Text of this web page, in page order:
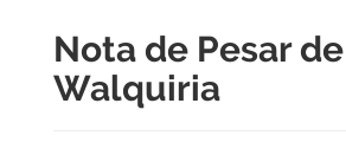
Nota de Pesar de
Walquiria